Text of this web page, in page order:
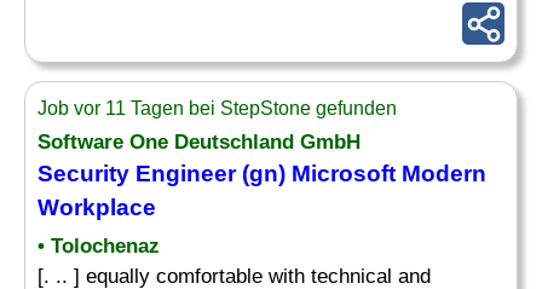
Job vor 11 Tagen bei StepStone gefunden
Software One Deutschland GmbH
Security Engineer (gn) Microsoft Modern
Workplace
• Tolochenaz
[. .. ] equally comfortable with technical and